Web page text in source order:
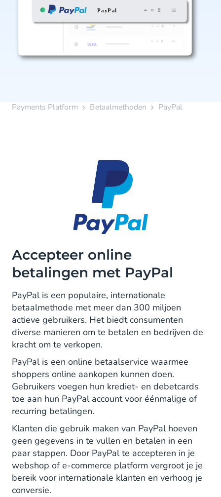
Payments Platform Betaalmethoden PayPal
Accepteer online
betalingen met PayPal
PayPal is een populaire, internationale
betaalmethode met meer dan 300 miljoen
actieve gebruikers. Het biedt consumenten
diverse manieren om te betalen en bedrijven de
kracht om te verkopen.
PayPal is een online betaalservice waarmee
shoppers online aankopen kunnen doen.
Gebruikers voegen hun krediet- en debetcards
toe aan hun PayPal account voor éénmalige of
recurring betalingen.
Klanten die gebruik maken van PayPal hoeven
geen gegevens in te vullen en betalen in een
paar stappen. Door PayPal te accepteren in je
webshop of e-commerce platform vergroot je je
bereik voor internationale klanten en verhoog je
conversie.